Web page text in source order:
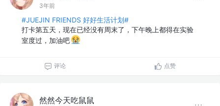
3年前
#JUEJIN FRIENDS 好好生活计划#
打卡第五天，现在已经没有周末了，下午晚上都得在实验
室度过，加油吧
评论 点赞
然然今天吃鼠鼠